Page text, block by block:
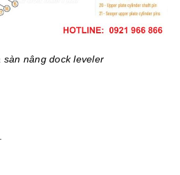
sàn nâng dock leveler